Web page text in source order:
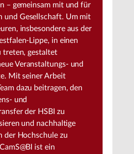
– gemeinsam mit und für
und Gesellschaft. Um mit
insbesondere aus der
Lippe, in einen
treten, gestaltet
Veranstaltungs- und
Mit seiner Arbeit
dazu beitragen, den
und
der HSBI zu
und nachhaltige
der Hochschule zu
ist ein